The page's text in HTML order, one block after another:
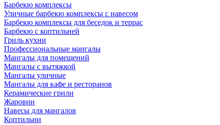
Барбекю комплексы
Уличные барбекю комплексы с навесом
Барбекю комплексы для беседок и террас
Барбекю с коптильней
Гриль кухни
Профессиональные мангалы
Мангалы для помещений
Мангалы с вытяжкой
Мангалы уличные
Мангалы для кафе и ресторанов
Керамические грили
Жаровни
Навесы для мангалов
Коптильни